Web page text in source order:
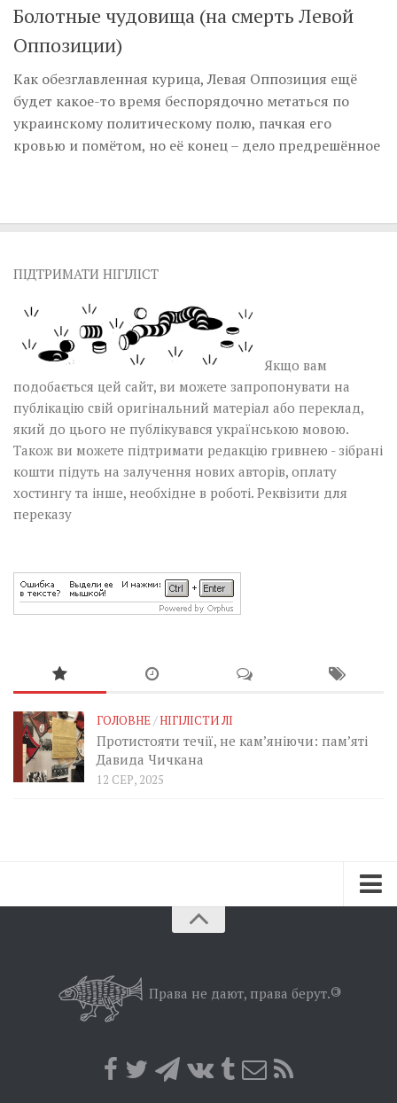
Болотные чудовища (на смерть Левой
Оппозиции)
Как обезглавленная курица, Левая Оппозиция ещё
будет какое-то время беспорядочно метаться по
украинскому политическому полю, пачкая его
кровью и помётом, но её конец – дело предрешённое
ПІДТРИМАТИ НІГІЛІСТ
Якщо вам
подобається цей сайт, ви можете запропонувати на
публікацію свій оригінальний матеріал або переклад,
який до цього не публікувався українською мовою.
Також ви можете підтримати редакцію гривнею - зібрані
кошти підуть на залучення нових авторів, оплату
хостингу та інше, необхідне в роботі. Реквізити для
переказу
ГОЛОВНЕ/НІГІЛІСТИ ЛІ
Протистояти течії, не кам’яніючи: пам’яті
Давида Чичкана
12 СЕР, 2025
Позиція
Права не дают, права берут.©